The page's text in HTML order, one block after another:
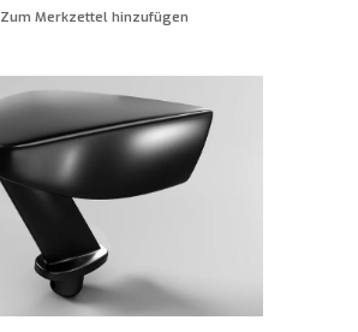
Zum Merkzettel hinzufügen